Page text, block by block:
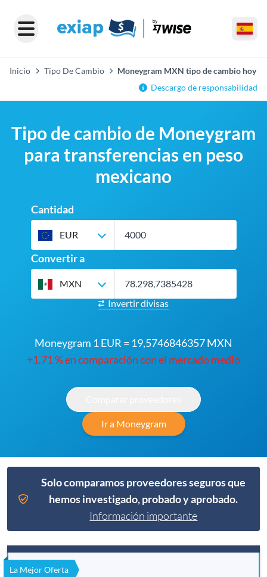
Inicio Tipo De Cambio
Moneygram MXN tipo de cambio hoy
Descargo de responsabilidad
Tipo de cambio de Moneygram
para transferencias en peso
mexicano
Cantidad
EUR
Convertir a
MXN
Invertir divisas
Moneygram 1 EUR = 19,5746846357 MXN
+1.71 % en comparación con el mercado medio
Ir a Moneygram
Solo comparamos proveedores seguros que
hemos investigado, probado y aprobado.
Información importante
La Mejor Oferta